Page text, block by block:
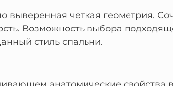
выверенная четкая геометрия.
Возможность выбора
стиль спальни.
анатомические свойства